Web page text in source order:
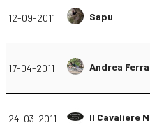
12-09-2011 Sapu
17-04-2011 Andrea
24-03-2011 Il Cavaliere